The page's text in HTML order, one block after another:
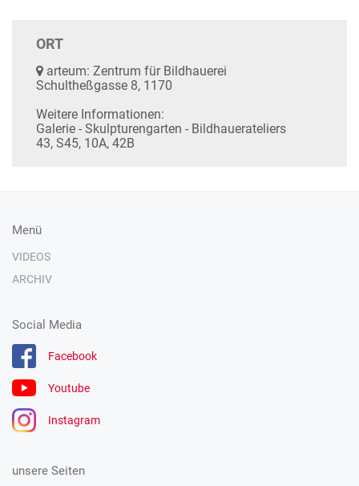
ORT
arteum: Zentrum für Bildhauerei
Schultheßgasse 8, 1170
Weitere Informationen:
Galerie - Skulpturengarten - Bildhauerateliers
43, S45, 10A, 42B
Menü
VIDEOS
ARCHIV
Social Media
Facebook
Youtube
Instagram
unsere Seiten